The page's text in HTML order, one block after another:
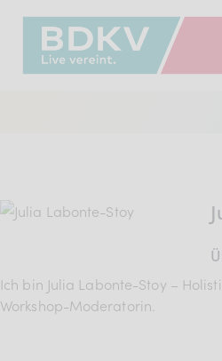
Ich bin Julia Labonte-Stoy –
Workshop-Moderatorin.
Presse
Mitglied werden